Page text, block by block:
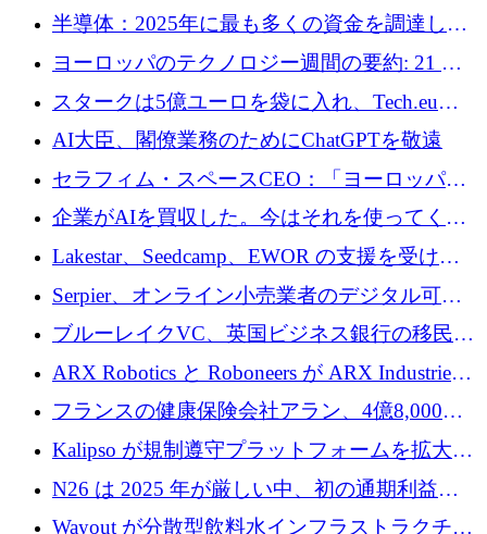
の 1 つに取り組むために 16 万 2,000 ユーロを
半導体：2025年に最も多くの資金を調達した
10社
ヨーロッパのテクノロジー週間の要約: 21 億
ユーロの取引と Tech.eu Funding Explorer
スタークは5億ユーロを袋に入れ、Tech.eu
Funding Explorerの立ち上げ、そしてルクセン
ブルクの大きな野望
AI大臣、閣僚業務のためにChatGPTを敬遠
セラフィム・スペースCEO：「ヨーロッパは
追いつきつつある」
企業がAIを買収した。今はそれを使ってくれ
る人々が必要です
Lakestar、Seedcamp、EWOR の支援を受け、
SE3 が自律システム用の空間 AI プラットフォ
ームを発表
Serpier、オンライン小売業者のデジタル可視
性向上を支援するために 140 万ユーロを調達
ブルーレイクVC、英国ビジネス銀行の移民主
導スタートアップ支援で初のファンド獲得に
ARX Robotics と Roboneers が ARX Industries
を設立し、無人地上車両の生産を拡大
フランスの健康保険会社アラン、4億8,000万
ユーロの資金調達ラウンドで合意
Kalipso が規制遵守プラットフォームを拡大す
るために 320 万ドルを調達
N26 は 2025 年が厳しい中、初の通期利益を
達成
Wayout が分散型飲料水インフラストラクチャ